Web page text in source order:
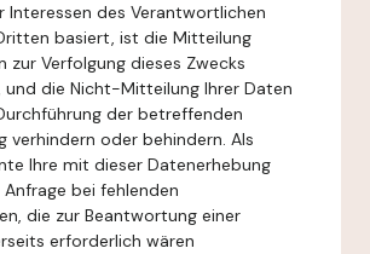
Interessen des Verantwortlichen
basiert, ist die Mitteilung
zur Verfolgung dieses Zwecks
und die Nicht-Mitteilung Ihrer Daten
der betreffenden
verhindern oder behindern. Als
Ihre mit dieser Datenerhebung
bei fehlenden
die zur Beantwortung einer
erforderlich wären